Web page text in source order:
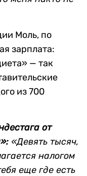
Моль, по
зарплата:
— так
из 700
от
«Девять тысяч,
налогом
еще где есть